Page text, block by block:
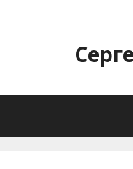
содержимому